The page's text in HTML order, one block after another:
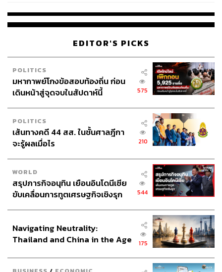
อสังหาริมทรัพย์ไทย”
ในฐานะผู้นำด้านสิ่งแวดล้อมและความยั่งยืนของวงการ
Management เป็นภารกิจหลัก และผลักดันการจัดการขยะ
อย่างยั่งยืนให้ครอบคลุมทั้งในโครงการที่อยู่อาศัย องค์กร
และไซต์ก่อสร้าง
โดยเริ่มจากสังคมที่ใกล้ตัวที่สุดคือ ‘ลูกบ้าน’ ตั้งแต่การสร้างที่
อยู่อาศัย สร้างสภาพแวดล้อม และบริหารจัดการความเป็นอยู่
ของลูกบ้าน โดยเฉพาะเรื่องการจัดการขยะ
เมื่อโควิด-19 เปลี่ยนพฤติกรรมคน ในฐานะผู้นำด้าน
อสังหาริมทรัพย์ก็ต้องปรับตัวตาม ต้องจัดการให้ได้ และต้อง
จัดการให้ดี ทั้งขยะติดเชื้อและขยะเศษอาหาร เพื่อป้องกันการ
เกิดโรคอื่นๆ ตามมา การจัดการต้องยั่งยืนและสะดวกกับผู้อยู่
อาศัย นี่เป็นสิ่งที่แสนสิริโฟกัสในปีนี้และในอนาคต
EDITOR'S PICKS
POLITICS
มหากาพย์โกงข้อสอบท้องถิ่น ก่อน
เดินหน้าสู่จุดจบในสัปดาห์นี้
575
POLITICS
เส้นทางคดี 44 สส. ในชั้นศาลฎีกา
จะรู้ผลเมื่อไร
210
WORLD
สรุปภารกิจอนุทิน เยือนอินโดนีเซีย
ขับเคลื่อนการทูตเศรษฐกิจเชิงรุก
544
Navigating Neutrality:
Thailand and China in the Age
175